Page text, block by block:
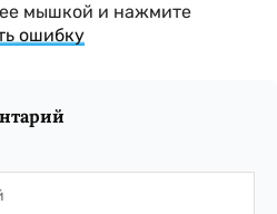
мышкой и нажмите
ошибку